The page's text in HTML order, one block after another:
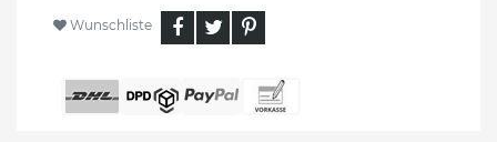
Wunschliste